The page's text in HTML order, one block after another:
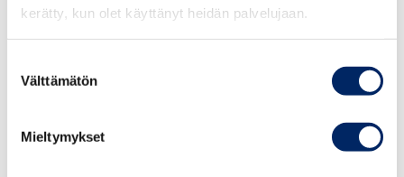
kerätty, kun olet käyttänyt heidän palvelujaan.
valinta
Välttämätön
Mieltymykset
duo project with pianist Marta Balode
with whom he is touring in some of
Latvia’s most beautiful chamber music
venues with their concerts. Their
classical music, but they also perform